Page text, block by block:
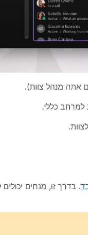
אתה מנהל צוות).
למרחב כללי.
. בדרך זו, מנחים